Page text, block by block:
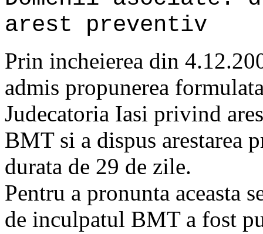
arest preventiv
Prin incheierea din
admis propunerea
Judecatoria Iasi privind
BMT si a dispus arestarea
durata de 29 de zile.
Pentru a pronunta aceasta
de inculpatul BMT a fost